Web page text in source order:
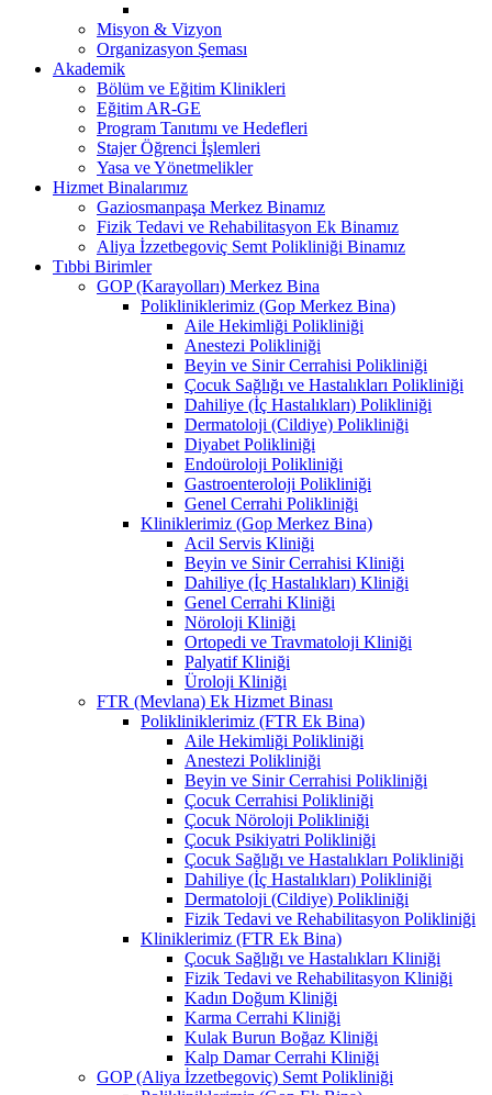
Misyon & Vizyon
Organizasyon Şeması
Akademik
Bölüm ve Eğitim Klinikleri
Eğitim AR-GE
Program Tanıtımı ve Hedefleri
Stajer Öğrenci İşlemleri
Yasa ve Yönetmelikler
Hizmet Binalarımız
Gaziosmanpaşa Merkez Binamız
Fizik Tedavi ve Rehabilitasyon Ek Binamız
Aliya İzzetbegoviç Semt Polikliniği Binamız
Tıbbi Birimler
GOP (Karayolları) Merkez Bina
Polikliniklerimiz (Gop Merkez Bina)
Aile Hekimliği Polikliniği
Anestezi Polikliniği
Beyin ve Sinir Cerrahisi Polikliniği
Çocuk Sağlığı ve Hastalıkları Polikliniği
Dahiliye (İç Hastalıkları) Polikliniği
Dermatoloji (Cildiye) Polikliniği
Diyabet Polikliniği
Endoüroloji Polikliniği
Gastroenteroloji Polikliniği
Genel Cerrahi Polikliniği
Kliniklerimiz (Gop Merkez Bina)
Acil Servis Kliniği
Beyin ve Sinir Cerrahisi Kliniği
Dahiliye (İç Hastalıkları) Kliniği
Genel Cerrahi Kliniği
Nöroloji Kliniği
Ortopedi ve Travmatoloji Kliniği
Palyatif Kliniği
Üroloji Kliniği
FTR (Mevlana) Ek Hizmet Binası
Polikliniklerimiz (FTR Ek Bina)
Aile Hekimliği Polikliniği
Anestezi Polikliniği
Beyin ve Sinir Cerrahisi Polikliniği
Çocuk Cerrahisi Polikliniği
Çocuk Nöroloji Polikliniği
Çocuk Psikiyatri Polikliniği
Çocuk Sağlığı ve Hastalıkları Polikliniği
Dahiliye (İç Hastalıkları) Polikliniği
Dermatoloji (Cildiye) Polikliniği
Fizik Tedavi ve Rehabilitasyon Polikliniği
Kliniklerimiz (FTR Ek Bina)
Çocuk Sağlığı ve Hastalıkları Kliniği
Fizik Tedavi ve Rehabilitasyon Kliniği
Kadın Doğum Kliniği
Karma Cerrahi Kliniği
Kulak Burun Boğaz Kliniği
Kalp Damar Cerrahi Kliniği
GOP (Aliya İzzetbegoviç) Semt Polikliniği